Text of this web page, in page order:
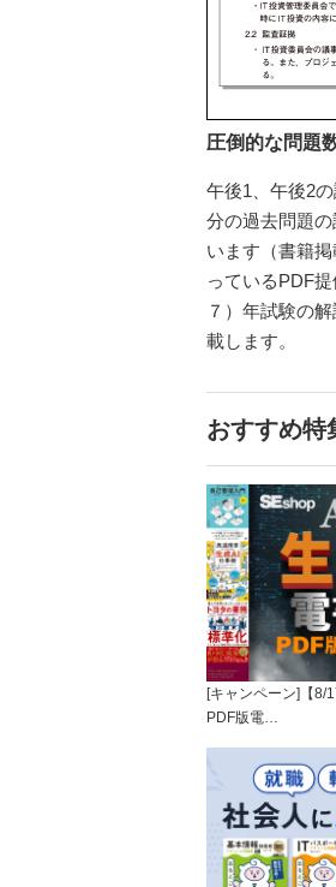
圧倒的な問題
午後1、午後2
分の過去問題
います（書籍
っているPDF
７）年試験の
載します。
おすすめ特
[キャンペーン]【8/
PDF版電…